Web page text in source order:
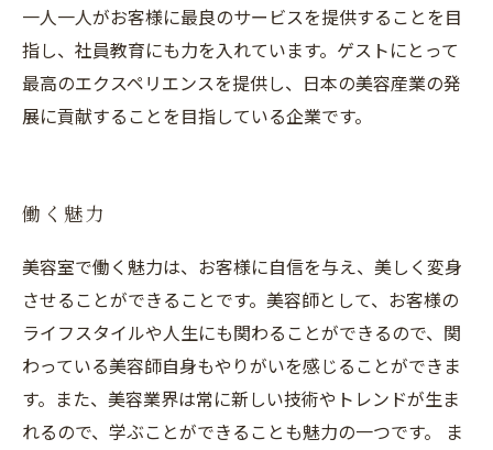
一人一人がお客様に最良のサービスを提供することを目
指し、社員教育にも力を入れています。ゲストにとって
最高のエクスペリエンスを提供し、日本の美容産業の発
展に貢献することを目指している企業です。
働く魅力
美容室で働く魅力は、お客様に自信を与え、美しく変身
させることができることです。美容師として、お客様の
ライフスタイルや人生にも関わることができるので、関
わっている美容師自身もやりがいを感じることができま
す。また、美容業界は常に新しい技術やトレンドが生ま
れるので、学ぶことができることも魅力の一つです。 ま